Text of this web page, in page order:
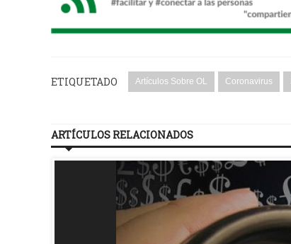
ETIQUETADO Artículos Sobre OL Coronavirus
ARTÍCULOS RELACIONADOS